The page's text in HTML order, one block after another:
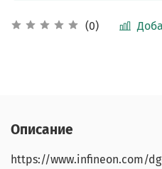
(0)
Описание
https://www.infineon.com/